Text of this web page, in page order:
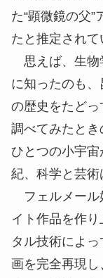
た“顕微鏡の父
たと推定されて
思えば、生物
に知ったのも
の歴史をたど
調べてみたと
ひとつの小宇
紀、科学と芸術
フェルメール
イト作品を作
タル技術によ
画を完全再現